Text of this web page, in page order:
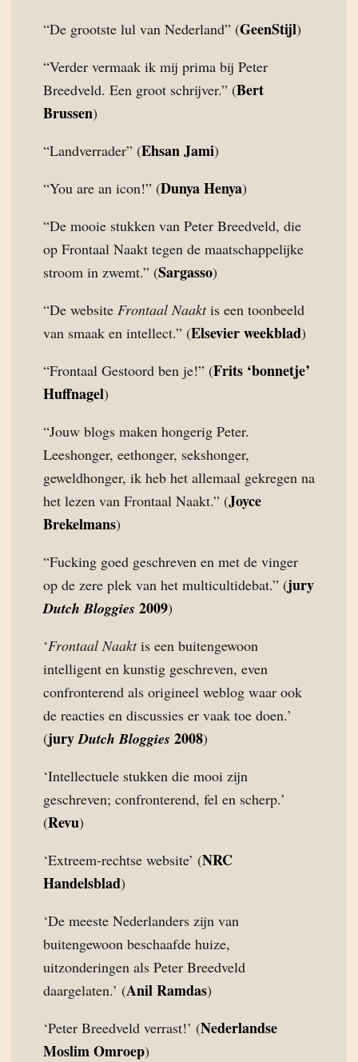
“De grootste lul van Nederland” (GeenStijl)
“Verder vermaak ik mij prima bij Peter
Breedveld. Een groot schrijver.” (Bert
Brussen)
“Landverrader” (Ehsan Jami)
“You are an icon!” (Dunya Henya)
“De mooie stukken van Peter Breedveld, die
op Frontaal Naakt tegen de maatschappelijke
stroom in zwemt.” (Sargasso)
“De website Frontaal Naaktis een toonbeeld
van smaak en intellect.” (Elsevier weekblad)
“Frontaal Gestoord ben je!” (Frits ‘bonnetje’
Huffnagel)
“Jouw blogs maken hongerig Peter.
Leeshonger, eethonger, sekshonger,
geweldhonger, ik heb het allemaal gekregen na
het lezen van Frontaal Naakt.” (Joyce
Brekelmans)
“Fucking goed geschreven en met de vinger
op de zere plek van het multicultidebat.” (jury
Dutch Bloggies 2009)
‘Frontaal Naaktis een buitengewoon
intelligent en kunstig geschreven, even
confronterend als origineel weblog waar ook
de reacties en discussies er vaak toe doen.’
(juryDutch Bloggies 2008)
‘Intellectuele stukken die mooi zijn
geschreven; confronterend, fel en scherp.’
(Revu)
‘Extreem-rechtse website’ (NRC
Handelsblad)
‘De meeste Nederlanders zijn van
buitengewoon beschaafde huize,
uitzonderingen als Peter Breedveld
daargelaten.’ (Anil Ramdas)
‘Peter Breedveld verrast!’ (Nederlandse
Moslim Omroep)